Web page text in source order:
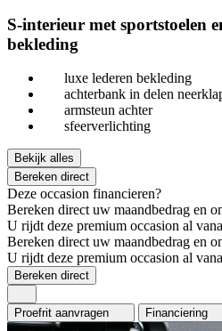
S-interieur met sportstoelen
bekleding
luxe lederen bekleding
achterbank in delen
armsteun achter
sfeerverlichting
Bekijk alles
Bereken direct
Deze occasion financieren?
Bereken direct uw maandbedrag en
U rijdt deze premium occasion al
Bereken direct uw maandbedrag en
U rijdt deze premium occasion al
Bereken direct
Proefrit aanvragen Financiering